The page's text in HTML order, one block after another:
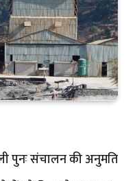
पुनः संचालन की अनुमति